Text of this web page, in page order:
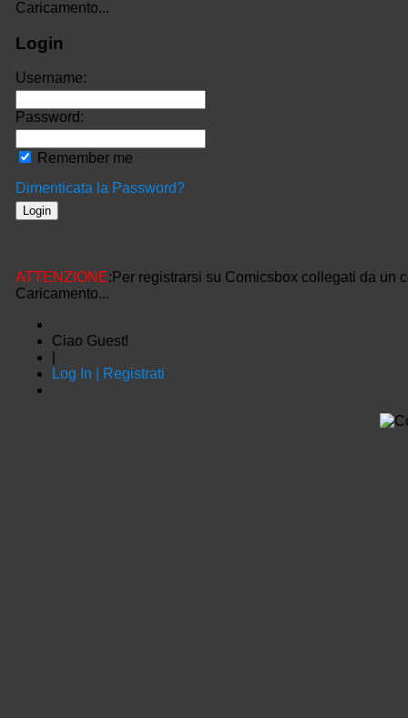
Caricamento...
Login
Username:
Password:
Remember me
Dimenticata la Password?
ATTENZIONE:Per registrarsi su Comicsbox collegati da un
Caricamento...
Ciao Guest!
Log In | Registrati